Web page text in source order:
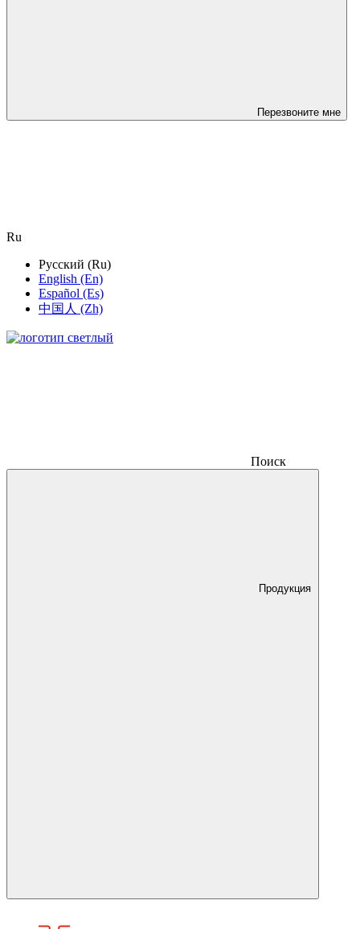
Перезвоните мне
Ru
Русский (Ru)
English (En)
Español (Es)
中国人 (Zh)
Поиск
Продукция